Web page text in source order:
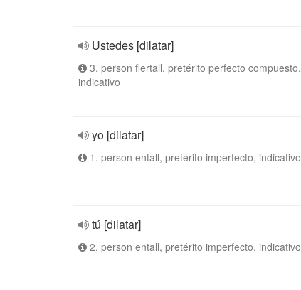
Ustedes [dilatar]
3. person flertall, pretérito perfecto compuesto,
indicativo
yo [dilatar]
1. person entall, pretérito imperfecto, indicativo
tú [dilatar]
2. person entall, pretérito imperfecto, indicativo